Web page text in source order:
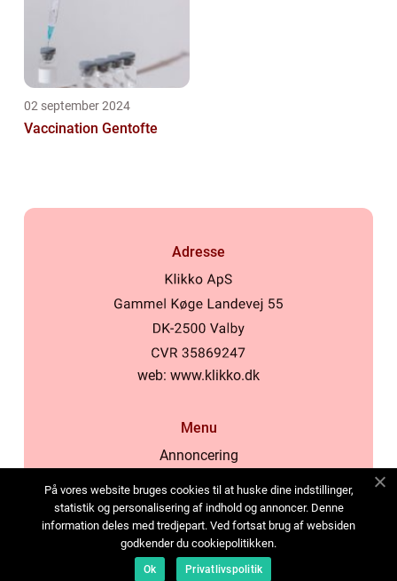
02 september 2024
Vaccination Gentofte
Adresse
web: www.klikko.dk
Menu
Annoncering
Cookies
Kontakt os
Sitemap
På vores website bruges cookies til at huske dine indstillinger,
statistik og personalisering af indhold og annoncer. Denne
information deles med tredjepart. Ved fortsat brug af websiden
godkender du cookiepolitikken.
Ok Privatlivspolitik